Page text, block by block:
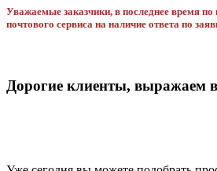
Уважаемые заказчики, в последнее время
почтового сервиса на наличие ответа по
Дорогие клиенты, выражаем